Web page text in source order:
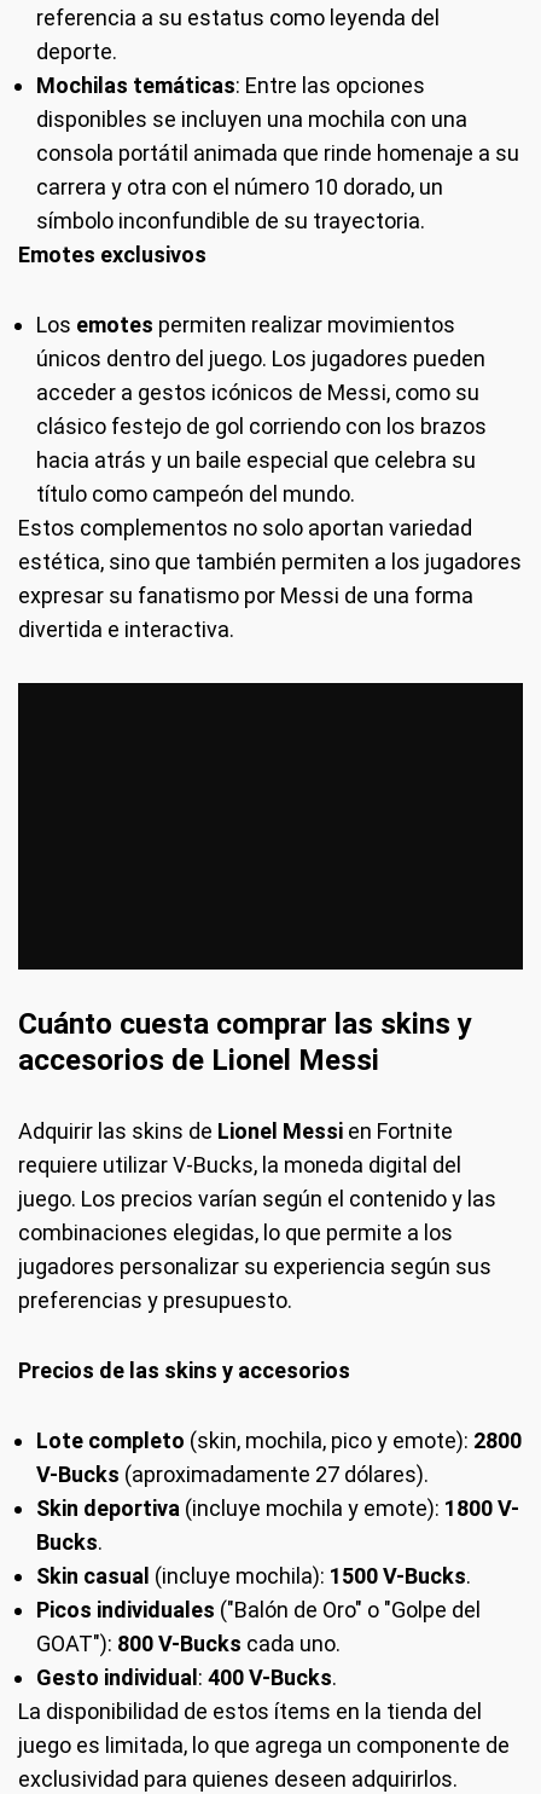
referencia a su estatus como leyenda del
deporte.
Mochilas temáticas: Entre las opciones
disponibles se incluyen una mochila con una
consola portátil animada que rinde homenaje a su
carrera y otra con el número 10 dorado, un
símbolo inconfundible de su trayectoria.
Emotes exclusivos
Los emotes permiten realizar movimientos
únicos dentro del juego. Los jugadores pueden
acceder a gestos icónicos de Messi, como su
clásico festejo de gol corriendo con los brazos
hacia atrás y un baile especial que celebra su
título como campeón del mundo.
Estos complementos no solo aportan variedad
estética, sino que también permiten a los jugadores
expresar su fanatismo por Messi de una forma
divertida e interactiva.
Cuánto cuesta comprar las skins y
accesorios de Lionel Messi
Adquirir las skins de Lionel Messi en Fortnite
requiere utilizar V-Bucks, la moneda digital del
juego. Los precios varían según el contenido y las
combinaciones elegidas, lo que permite a los
jugadores personalizar su experiencia según sus
preferencias y presupuesto.
Precios de las skins y accesorios
Lote completo (skin, mochila, pico y emote): 2800
V-Bucks (aproximadamente 27 dólares).
Skin deportiva (incluye mochila y emote): 1800 V-
Bucks.
Skin casual (incluye mochila): 1500 V-Bucks.
Picos individuales ("Balón de Oro" o "Golpe del
GOAT"): 800 V-Bucks cada uno.
Gesto individual : 400 V-Bucks.
La disponibilidad de estos ítems en la tienda del
juego es limitada, lo que agrega un componente de
exclusividad para quienes deseen adquirirlos.